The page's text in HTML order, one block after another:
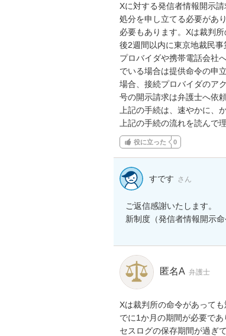
Xに対する発信者情報開示
処分を申し立てる必要があ
必要もあります。Xは裁判
後2週間以内に東京地裁民
プロバイダや携帯電話会社
でいる場合は提供命令の申
場合、接続プロバイダのア
号の開示請求は弁護士へ依
上記の手続は、速やかに、
上記の手続の流れを読んで
役に立った 0
すです さん
ご返信感謝いたします。
新制度（発信者情報開示
匿名A 弁護士
Xは裁判所の命令があって
でに1か月の期間が必要で
セスログの保存期間が過ぎ